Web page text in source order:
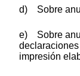
d) Sobre
e) Sobre
impresión